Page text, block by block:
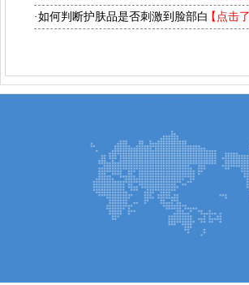
【点击了
·如何判断护肤品是否刺激到脸部白